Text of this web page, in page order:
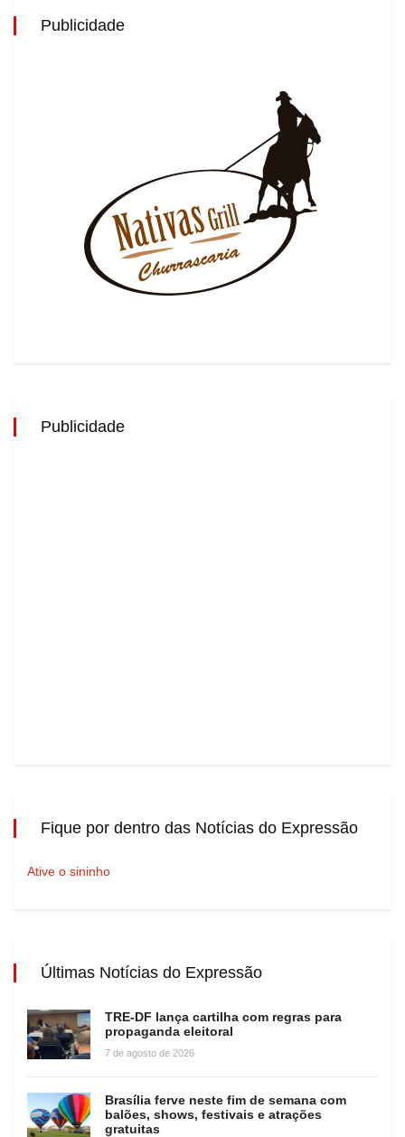
Publicidade
Publicidade
Fique por dentro das Notícias do Expressão
Ative o sininho
Últimas Notícias do Expressão
TRE-DF lança cartilha com regras para
propaganda eleitoral
7 de agosto de 2026
Brasília ferve neste fim de semana com
balões, shows, festivais e atrações
gratuitas